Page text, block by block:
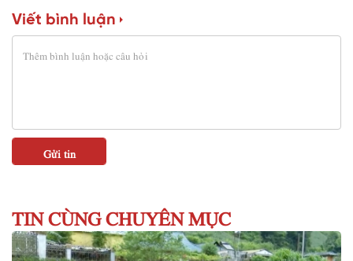
Viết bình luận
TIN CÙNG CHUYÊN MỤC